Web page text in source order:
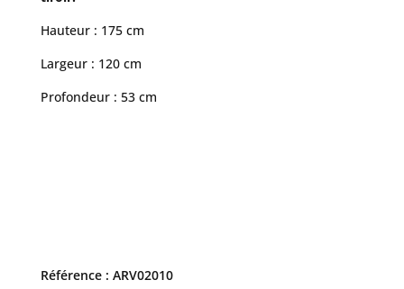
Hauteur : 175 cm
Largeur : 120 cm
Profondeur : 53 cm
Référence : ARV02010